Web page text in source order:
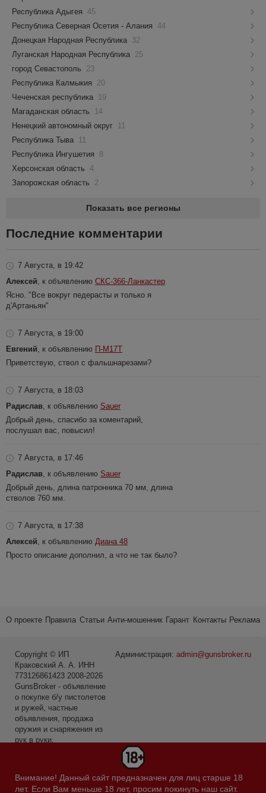
Республика Адыгея 45
Республика Северная Осетия - Алания 44
Донецкая Народная Республика 32
Луганская Народная Республика 25
город Севастополь
23
Республика Калмыкия
20
Чеченская республика 19
Магаданская область
14
Ненецкий автономный округ 11
Республика Тыва 11
Республика Ингушетия
8
Херсонская область 4
Запорожская область
2
Показать все регионы
Последние комментарии
7 Августа, в 19:42
Алексей , к объявлению СКС-366-Ланкастер
Ясно. "Все вокруг педерасты и только я
д'Артаньян"
7 Августа, в 19:00
Евгений , к объявлению П-М17Т
Приветствую, ствол с фальшнарезами?
7 Августа, в 18:03
Радислав , к объявлению Sauer
Добрый день, спасибо за коментарий,
послушал вас, повысил!
7 Августа, в 17:46
Радислав , к объявлению Sauer
Добрый день, длина патронника 70 мм, длина
стволов 760 мм.
7 Августа, в 17:38
Алексей , к объявлению Диана 48
Просто описание дополнил, а что не так было?
Внимание! Данный сайт предназначен для лиц старше 18
лет. Если Вам меньше 18 лет, просим покинуть наш сайт.
О проекте Правила Статьи Анти-мошенник Гарант Контакты Реклама
Администрация: admin@gunsbroker.ru
Copyright © ИП
Краковский А. А. ИНН
773126861423 2008-2026
GunsBroker - объявление
о покупке б/у пистолетов
и ружей, частные
объявления, продажа
оружия и снаряжения из
рук в руки.
и рыбалка по данным